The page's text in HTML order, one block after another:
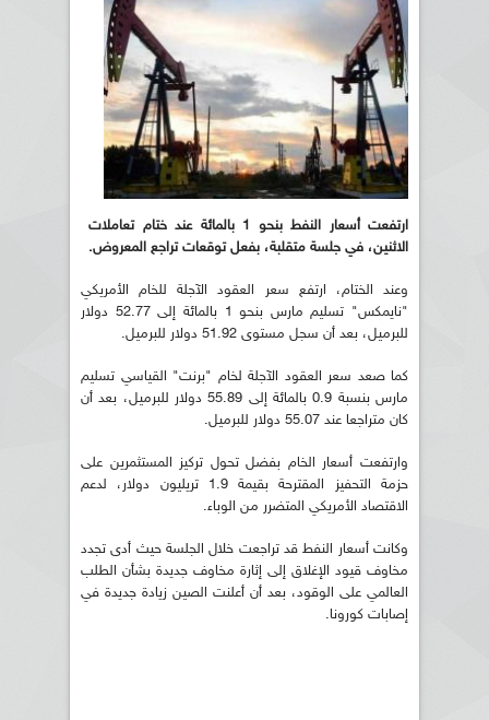
ارتفعت أسعار النفط بنحو 1 بالمائة عند ختام تعاملات
الاثنين، في جلسة متقلبة، بفعل توقعات تراجع المعروض.
وعند الختام، ارتفع سعر العقود الآجلة للخام الأمريكي
"نايمكس" تسليم مارس بنحو 1 بالمائة إلى 52.77 دولار
للبرميل، بعد أن سجل مستوى 51.92 دولار للبرميل.
كما صعد سعر العقود الآجلة لخام "برنت" القياسي تسليم
مارس بنسبة 0.9 بالمائة إلى 55.89 دولار للبرميل، بعد أن
كان متراجعا عند 55.07 دولار للبرميل.
وارتفعت أسعار الخام بفضل تحول تركيز المستثمرين على
حزمة التحفيز المقترحة بقيمة 1.9 تريليون دولار، لدعم
الاقتصاد الأمريكي المتضرر من الوباء.
وكانت أسعار النفط قد تراجعت خلال الجلسة حيث أدى تجدد
مخاوف قيود الإغلاق إلى إثارة مخاوف جديدة بشأن الطلب
العالمي على الوقود، بعد أن أعلنت الصين زيادة جديدة في
إصابات كورونا.